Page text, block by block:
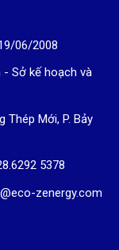
06/2008
- Sở kế hoạch và
Mới, P. Bảy
5378
zenergy.com